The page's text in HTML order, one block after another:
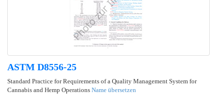
ASTM D8556-25
Standard Practice for Requirements of a Quality Management System for
Cannabis and Hemp Operations Name übersetzen